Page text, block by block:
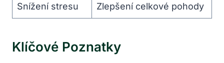
Snížení stresu Zlepšení celkové pohody
Klíčové Poznatky